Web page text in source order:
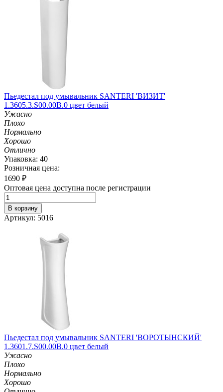
Пьедестал под умывальник SANTERI 'ВИЗИТ'
1.3605.3.S00.00B.0 цвет белый
Ужасно
Плохо
Нормально
Хорошо
Отлично
Упаковка: 40
Розничная цена:
1690 ₽
Оптовая цена доступна после регистрации
В корзину
Артикул: 5016
Пьедестал под умывальник SANTERI 'ВОРОТЫНСКИЙ'
1.3601.7.S00.00B.0 цвет белый
Ужасно
Плохо
Нормально
Хорошо